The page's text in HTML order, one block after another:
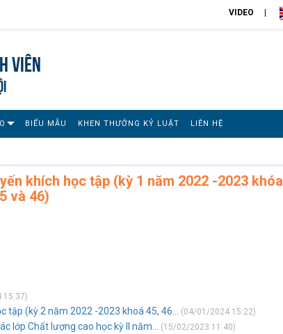
VIDEO
viên
BIỂU MẪU KHEN THƯỞNG KỶ LUẬT LIÊN HỆ
khích học tập (kỳ 1 năm 2022 -2023 khóa
và 46)
15:37)
tập (kỳ 2 năm 2022 -2023 khoá 45, 46... (04/01/2024 15:22)
lớp Chất lượng cao học kỳ II năm... (15/02/2023 11:40)